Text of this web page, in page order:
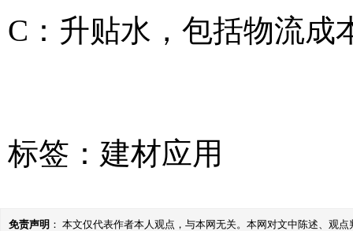
C：升贴水，包括物流成
标签： 建材应用
免责声明 ： 本文仅代表作者本人观点，与本网无关。本网对文中陈述、观